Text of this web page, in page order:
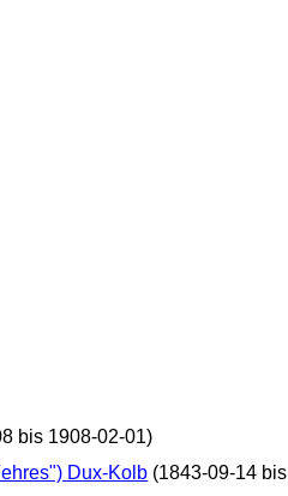
bis 1908-02-01)
Dux-Kolb (1843-09-14 bis